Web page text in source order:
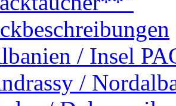
/ Insel
/